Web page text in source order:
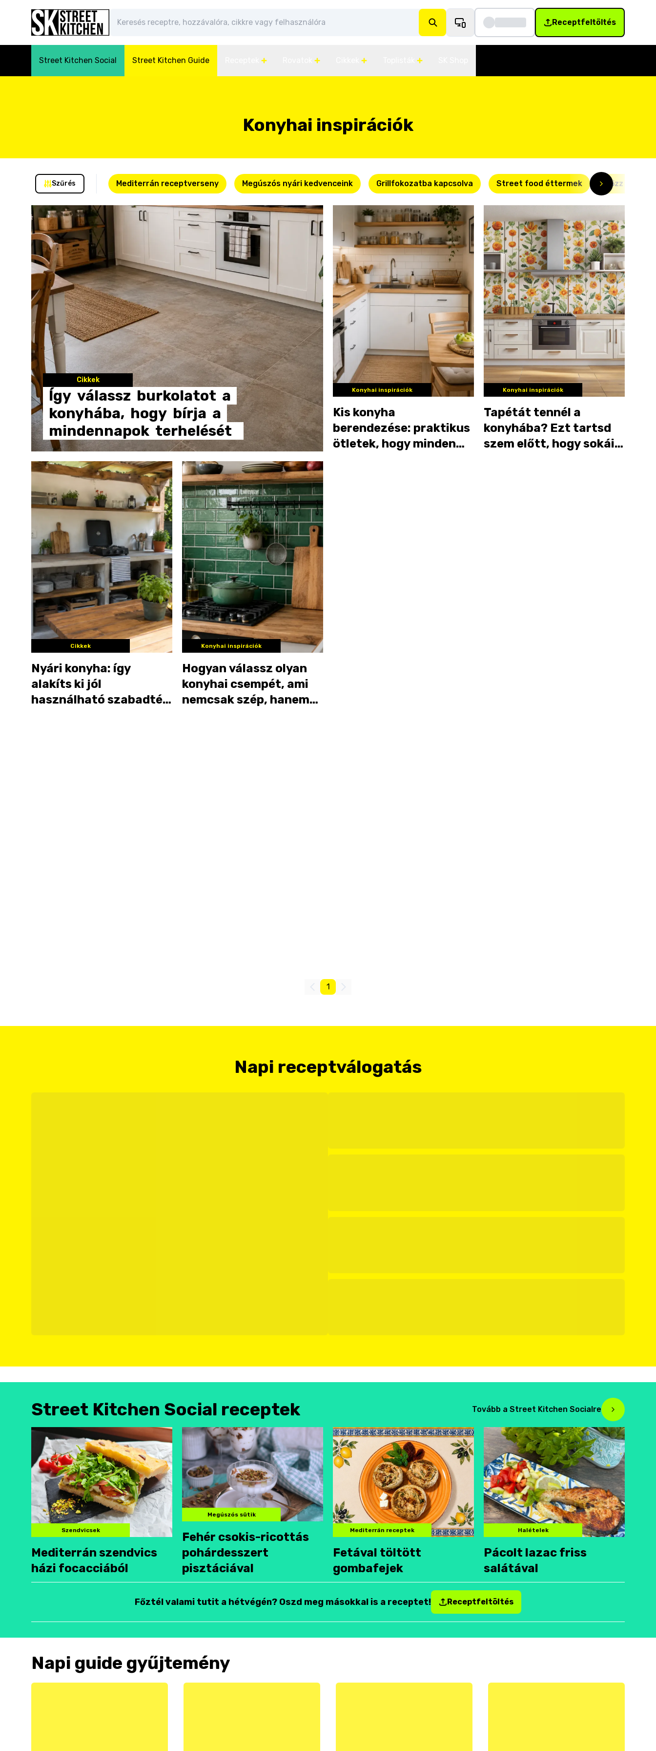
Receptfeltöltés
Street Kitchen Social Street Kitchen Guide
Konyhai inspirációk
Szűrés Mediterrán receptverseny Megúszós nyári kedvenceink Grillfokozatba kapcsolva Street food éttermek Főzz okosan!
Cikkek
Így válassz burkolatot a
konyhába, hogy bírja a
mindennapok terhelését
Konyhai inspirációk
Kis konyha
berendezése: praktikus
ötletek, hogy minden
Konyhai inspirációk
Tapétát tennél a
konyhába? Ezt tartsd
szem előtt, hogy sokáig
Cikkek
Nyári konyha: így
alakíts ki jól
használható szabadtéri
Konyhai inspirációk
Hogyan válassz olyan
konyhai csempét, ami
nemcsak szép, hanem
1
Napi receptválogatás
Street Kitchen Social receptek Tovább a Street Kitchen Socialre
Szendvicsek
Mediterrán szendvics
házi focacciából
Megúszós sütik
Fehér csokis-ricottás
pohárdesszert
pisztáciával
Mediterrán receptek
Fetával töltött
gombafejek
Halételek
Pácolt lazac friss
salátával
Főztél valami tutit a hétvégén? Oszd meg másokkal is a receptet! Receptfeltöltés
Napi guide gyűjtemény